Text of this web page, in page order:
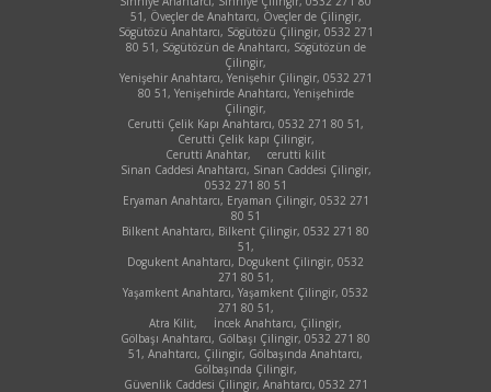
51, Öveçler de Anahtarcı, Öveçler de Çilingir,
Sögütözü Anahtarcı, Sögütözü Çilingir, 0532 271
80 51, Sögütözün de Anahtarcı, Sögütözün de
Çilingir,
Yenişehir Anahtarcı, Yenişehir Çilingir, 0532 271
80 51, Yenişehirde Anahtarcı, Yenişehirde
Çilingir,
Cerutti Çelik Kapı Anahtarcı, 0532 271 80 51,
Cerutti Çelik kapı Çilingir,
Cerutti Anahtar,
cerutti kilit
Sinan Caddesi Anahtarcı, Sinan Caddesi Çilingir,
0532 271 80 51
Eryaman Anahtarcı, Eryaman Çilingir, 0532 271
80 51
Bilkent Anahtarcı, Bilkent Çilingir, 0532 271 80
51,
Dogukent Anahtarcı, Dogukent Çilingir, 0532
271 80 51,
Yaşamkent Anahtarcı, Yaşamkent Çilingir, 0532
271 80 51,
Atra Kilit,
İncek Anahtarcı, Çilingir,
Gölbaşı Anahtarcı, Gölbaşı Çilingir, 0532 271 80
51, Anahtarcı, Çilingir, Gölbaşında Anahtarcı,
Gölbaşında Çilingir,
Güvenlik Caddesi Çilingir, Anahtarcı, 0532 271